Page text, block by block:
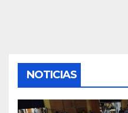
NOTICIAS